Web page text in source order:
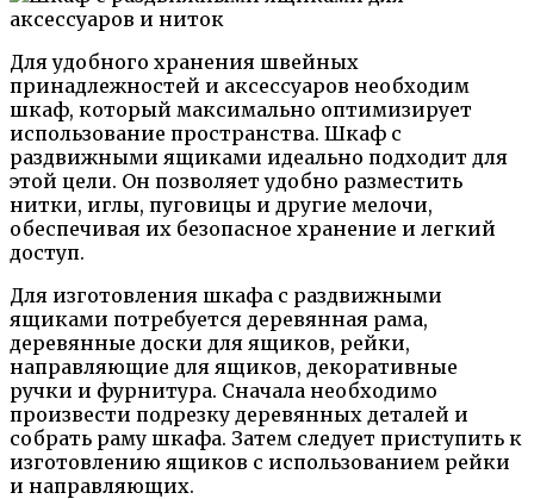
Для удобного хранения швейных
принадлежностей и аксессуаров необходим
шкаф, который максимально оптимизирует
использование пространства. Шкаф с
раздвижными ящиками идеально подходит для
этой цели. Он позволяет удобно разместить
нитки, иглы, пуговицы и другие мелочи,
обеспечивая их безопасное хранение и легкий
доступ.
Для изготовления шкафа с раздвижными
ящиками потребуется деревянная рама,
деревянные доски для ящиков, рейки,
направляющие для ящиков, декоративные
ручки и фурнитура. Сначала необходимо
произвести подрезку деревянных деталей и
собрать раму шкафа. Затем следует приступить к
изготовлению ящиков с использованием рейки
и направляющих.